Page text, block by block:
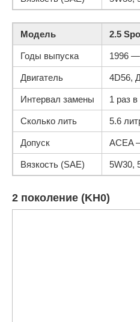
Модель 2.5
Годы выпуска 1996
Двигатель 4D56,
Интервал замены 1 раз
Сколько лить 5.6
Допуск ACEA
Вязкость (SAE) 5W30,
2 поколение (KH0)